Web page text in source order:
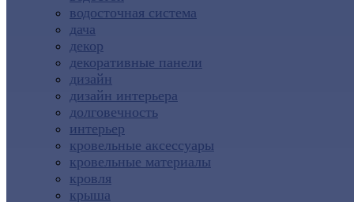
водосточная система
дача
декор
декоративные панели
дизайн
дизайн интерьера
долговечность
интерьер
кровельные аксессуары
кровельные материалы
кровля
крыша